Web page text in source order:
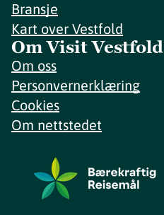
Bransje
Kart over Vestfold
Om Visit Vestfold
Om oss
Personvernerklæring
Cookies
Om nettstedet